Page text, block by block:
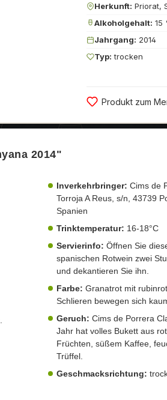
Herkunft: Priorat,
Alkoholgehalt: 15
Jahrgang: 2014
Typ: trocken
Produkt zum
2014"
Inverkehrbringer: Cims de
Torroja A Reus, s/n, 43739
Spanien
Trinktemperatur: 16-18°C
Servierinfo: Öffnen Sie
spanischen Rotwein zwei
und dekantieren Sie ihn.
Farbe: Granatrot mit
Schlieren bewegen sich
Geruch: Cims de Porrera
Jahr hat volles Bukett aus
Früchten, süßem Kaffee, feuchter
Trüffel.
Geschmacksrichtung: